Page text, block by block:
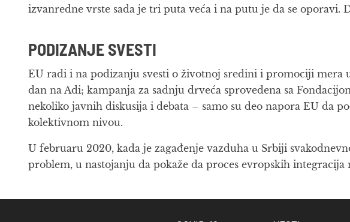
izvanredne vrste sada je tri puta veća i na putu je da se
PODIZANJE SVESTI
EU radi i na podizanju svesti o životnoj sredini i promociji mera
dan na Adi; kampanja za sadnju drveća sprovedena sa
nekoliko javnih diskusija i debata – samo su deo napora EU da
kolektivnom nivou.
U februaru 2020, kada je zagađenje vazduha u Srbiji
problem, u nastojanju da pokaže da proces evropskih